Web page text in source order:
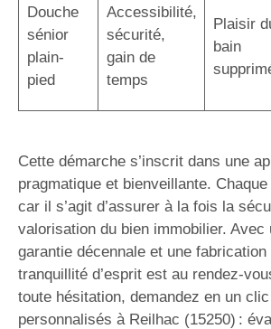
Douche
sénior
plain-
pied
Accessibilité,
sécurité,
gain de
temps
Plaisir
bain
Cette démarche s’inscrit dans une
pragmatique et bienveillante.
car il s’agit d’assurer à la fois la
valorisation du bien immobilier. Avec
garantie décennale et une
tranquillité d’esprit est au rendez-
toute hésitation, demandez en un
personnalisés à Reilhac (15250) :